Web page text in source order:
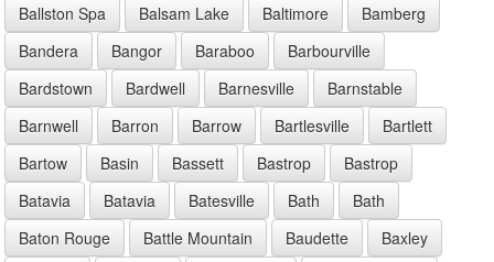
Ballston Spa
Balsam Lake Baltimore
Bamberg
Bandera
Bangor Baraboo
Barbourville
Bardstown
Bardwell Barnesville
Barnstable
Barnwell
Barron Barrow Bartlesville
Bartlett
Bartow
Basin Bassett Bastrop
Bastrop
Batavia
Batavia Batesville Bath
Bath
Baton Rouge
Battle Mountain Baudette
Baxley